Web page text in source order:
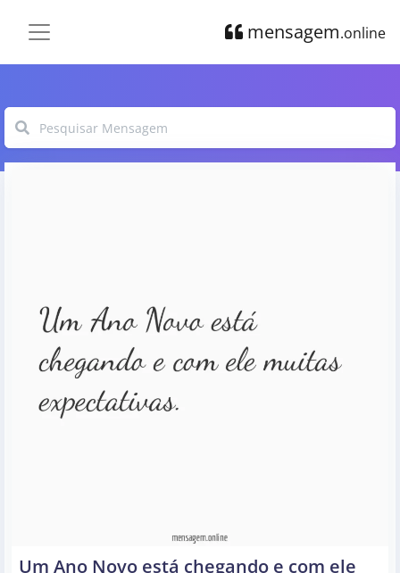
mensagem.online
Um Ano Novo está chegando e com ele